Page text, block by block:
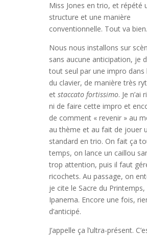
Miss Jones en trio, et répété
structure et une manière
conventionnelle. Tout va bien.
Nous nous installons sur
sans aucune anticipation, je
tout seul par une impro dans
du clavier, de manière très
et staccato fortissimo. Je n’ai
ni de faire cette impro et
de comment « revenir » au
au thème et au fait de jouer
standard en trio. On fait ça
temps, on lance un caillou
trop attention, puis il faut
ricochets. Au passage, on
je cite le Sacre du
Ipanema. Encore une fois,
d’anticipé.
J’appelle ça l’ultra-présent.